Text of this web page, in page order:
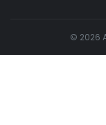
© 2026